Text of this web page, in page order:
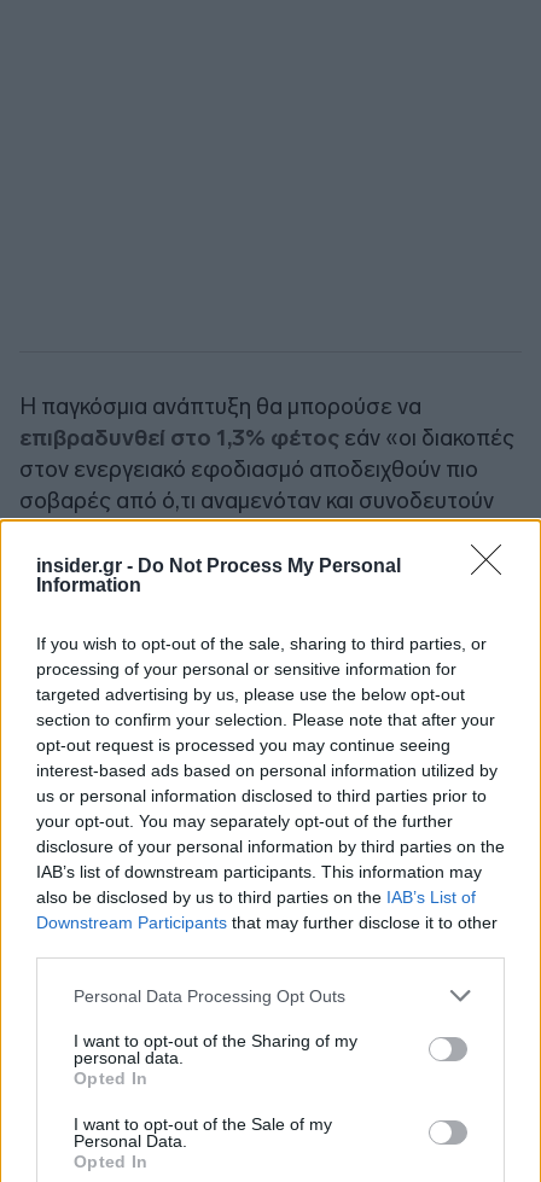
insider.gr - Do Not Process My Personal
Information
If you wish to opt-out of the sale, sharing to third parties, or
processing of your personal or sensitive information for
targeted advertising by us, please use the below opt-out
section to confirm your selection. Please note that after your
opt-out request is processed you may continue seeing
interest-based ads based on personal information utilized by
us or personal information disclosed to third parties prior to
your opt-out. You may separately opt-out of the further
disclosure of your personal information by third parties on the
IAB’s list of downstream participants. This information may
also be disclosed by us to third parties on the IAB’s List of
Downstream Participants that may further disclose it to other
Please note that this website/app uses one or more Google
not limited to your visit or usage behaviour. You may click to
grant or deny consent to Google and its third-party tags to
use your data for below specified purposes in below Google
consent section.
Personal Data Processing Opt Outs
I want to opt-out of the Sharing of my
personal data.
Opted In
I want to opt-out of the Sale of my
Personal Data.
Opted In
Η παγκόσμια ανάπτυξη θα μπορούσε να
επιβραδυνθεί στο 1,3% φέτος εάν «οι διακοπές
στον ενεργειακό εφοδιασμό αποδειχθούν πιο
σοβαρές από ό,τι αναμενόταν και συνοδευτούν
Η οικονομία των ΗΠΑ θα αναπτυχθεί με
Ιανουαρίου, ενώ οι προοπτικές της Κίνας
αναθεωρήθηκαν καθοδικά στο4,2%από 4,4%. Ο
παγκόσμιος πληθωρισμός προβλέπεται να
ανέλθει στο 4% φέτος, από 3,3% το 2025, και θα
μπορούσε να εκτιναχθεί έως και 4,4% σε
περίπτωση παρατεταμένου πολέμου.
Ακολουθήστε τοinsider.gr στο Google Newsκαι μάθετε
πρώτοι όλες τιςειδήσειςαπό την Ελλάδα και τον κόσμο.